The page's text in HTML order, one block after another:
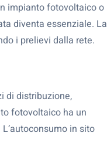
impianto fotovoltaico o
diventa essenziale. La
i prelievi dalla rete.
di distribuzione,
fotovoltaico ha un
in sito